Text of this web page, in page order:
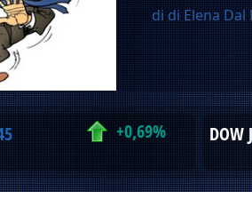
di di Elena
+0,69% DOW